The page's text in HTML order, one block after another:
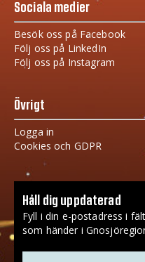
Sociala medier
Besök oss på Facebook
Följ oss på LinkedIn
Följ oss på Instagram
Övrigt
Logga in
Cookies och GDPR
Håll dig uppdaterad
Fyll i din e-postadress i
som händer i